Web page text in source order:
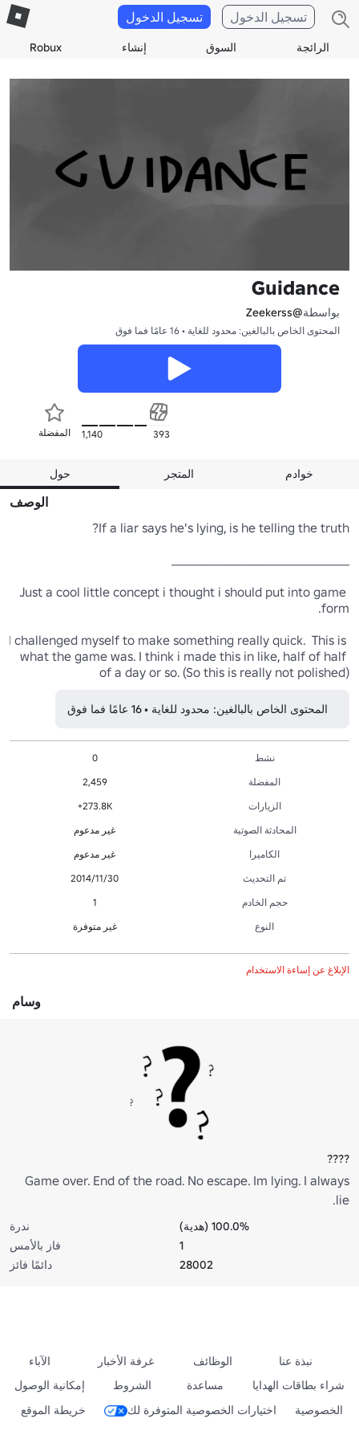
الرائجة السوق إنشاء Robux
تسجيل الدخول تسجيل الدخول
Guidance
بواسطة@Zeekerss
المحتوى الخاص بالبالغين: محدود للغاية • 16 عامًا فما فوق
المفضلة 1,140 393
حول المتجر خوادم
الوصف
Just a cool little concept i thought i should put into game
I challenged myself to make something really quick.  This is
what the game was. I think i made this in like, half of half
of a day or so. (So this is really not polished)
المحتوى الخاص بالبالغين: محدود للغاية • 16 عامًا فما فوق
نشط
0
المفضلة
2,459
الزيارات
273.8K+
المحادثة الصوتية
غير مدعوم
الكاميرا
غير مدعوم
تم التحديث
30‏/11‏/2014
حجم الخادم
1
النوع
غير متوفرة
الإبلاغ عن إساءة الاستخدام
وسام
????
Game over. End of the road. No escape. Im lying. I always
lie.
ندرة
100.0% (هدية)
فاز بالأمس
1
دائمًا فائز
28002
نبذة عنا الوظائف غرفة الأخبار
الآباء
شراء بطاقات الهدايا
مساعدة الشروط
إمكانية الوصول
الخصوصية
اختيارات الخصوصية المتوفرة لك خريطة الموقع